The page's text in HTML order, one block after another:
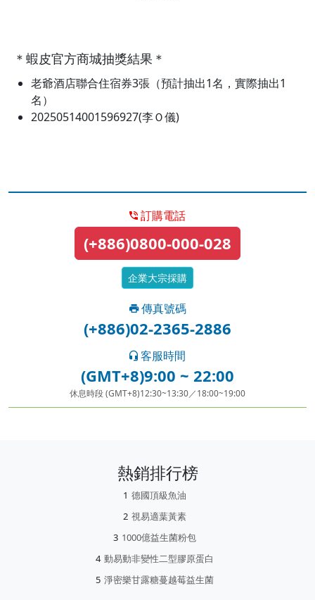
＊蝦皮官方商城抽獎結果＊
老爺酒店聯合住宿券3張（預計抽出1名，實際抽出1
名）
20250514001596927(李Ｏ儀)
訂購電話
(+886)0800-000-028
企業大宗採購
傳真號碼
(+886)02-2365-2886
客服時間
(GMT+8)9:00 ~ 22:00
休息時段 (GMT+8)12:30~13:30／18:00~19:00
熱銷排行榜
德國頂級魚油
視易適葉黃素
1000億益生菌粉包
動易動非變性二型膠原蛋白
淨密樂甘露糖蔓越莓益生菌